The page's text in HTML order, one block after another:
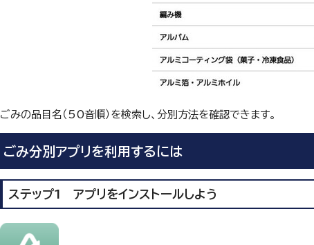
ごみの品目名（50音順）を検索し、分別方法を確認できます。
ごみ分別アプリを利用するには
ステップ1 アプリをインストールしよう